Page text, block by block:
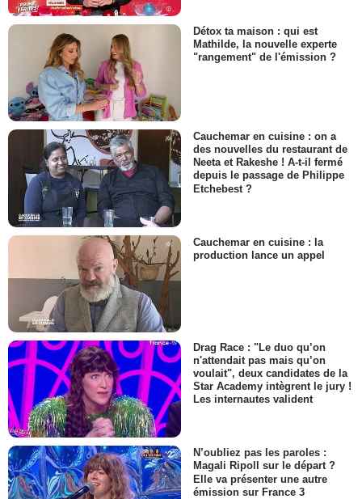
Détox ta maison : qui est
Mathilde, la nouvelle experte
"rangement" de l'émission ?
Cauchemar en cuisine : on a
des nouvelles du restaurant de
Neeta et Rakeshe ! A-t-il fermé
depuis le passage de Philippe
Etchebest ?
Cauchemar en cuisine : la
production lance un appel
Drag Race : "Le duo qu’on
n'attendait pas mais qu’on
voulait", deux candidates de la
Star Academy intègrent le jury !
Les internautes valident
N’oubliez pas les paroles :
Magali Ripoll sur le départ ?
Elle va présenter une autre
émission sur France 3